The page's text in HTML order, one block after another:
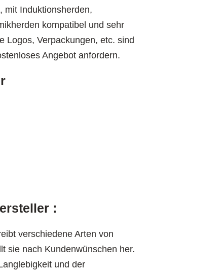
mit Induktionsherden,
kompatibel und sehr
Logos, Verpackungen, etc. sind
Angebot anfordern.
:
verschiedene Arten von
sie nach Kundenwünschen her.
und der